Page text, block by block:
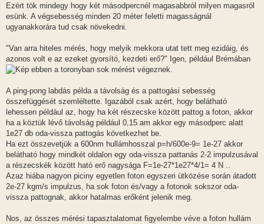
Ezért tök mindegy hogy két másodpercnél magasabbról milyen magasról
esünk. A végsebesség minden 20 méter feletti magasságnál
ugyanakkorára tud csak növekedni.
"Van arra hiteles mérés, hogy melyik mekkora utat tett meg ezidáig, és
azonos volt e az ezeket gyorsító, kezdeti erő?" Igen, például Brémában
ebben a toronyban sok mérést végeznek.
A ping-pong labdás példa a távolság és a pattogási sebesség
összefüggését szemléltette. Igazából csak azért, hogy belátható
lehessen például az, hogy ha két részecske között pattog a foton, akkor
ha a köztük lévő távolság például 0,15 am akkor egy másodperc alatt
1e27 db oda-vissza pattogás következhet be.
Ha ezt összevetjük a 600nm hullámhosszal p=h/600e-9= 1e-27 akkor
belátható hogy mindkét oldalon egy oda-vissza pattanás 2-2 impulzusával
a részecskék között ható erő nagysága F=1e-27*1e27*4/1= 4 N ..
Azaz hiába nagyon piciny egyetlen foton egyszeri ütközése során átadott
2e-27 kgm/s impulzus, ha sok foton és/vagy a fotonok sokszor oda-
vissza pattognak, akkor hatalmas erőként jelenik meg.
Nos, az összes mérési tapasztalatomat figyelembe véve a foton hullám